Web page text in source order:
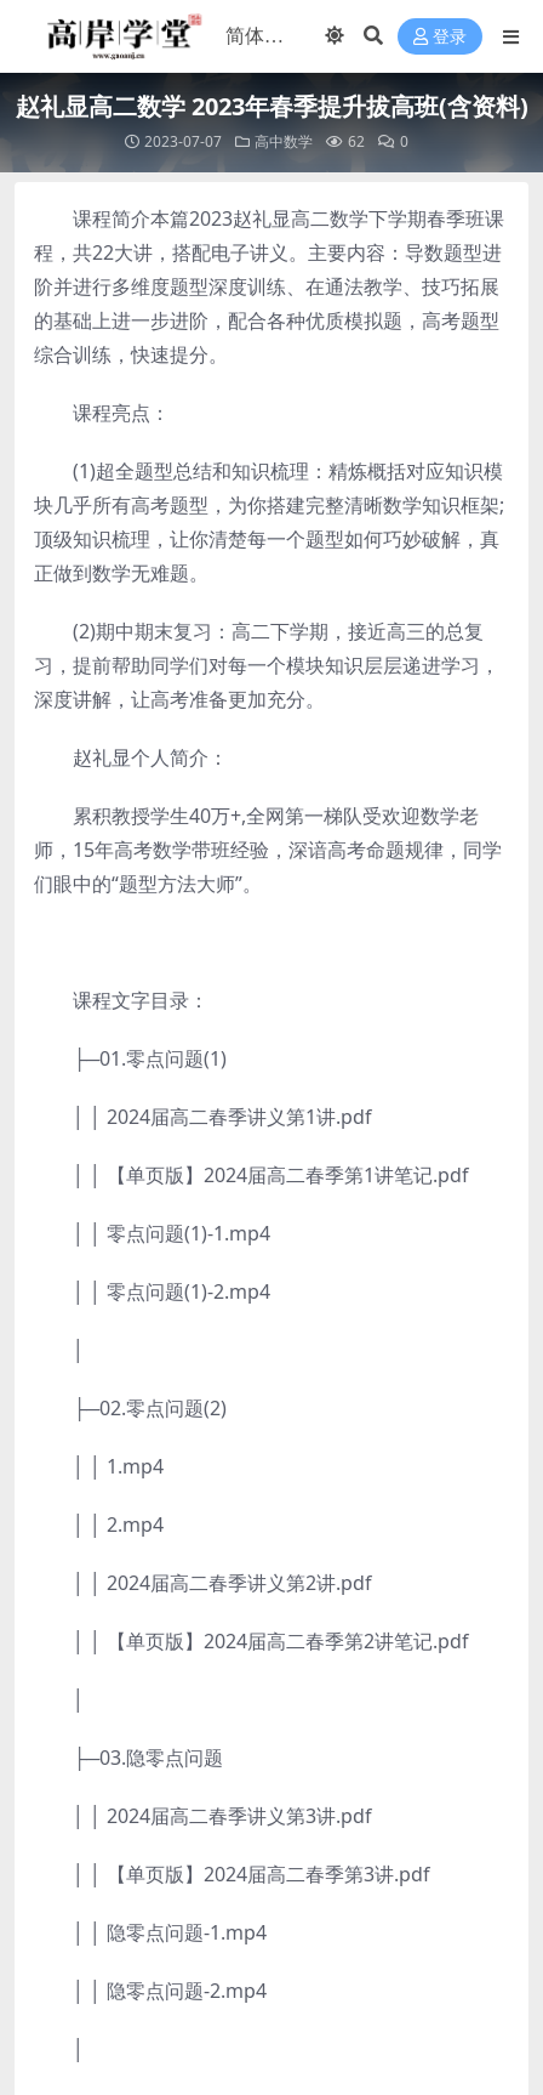
登录
赵礼显高二数学 2023年春季提升拔高班(含资料)
2023-07-07 高中数学 62 0
课程简介本篇2023赵礼显高二数学下学期春季班课
程，共22大讲，搭配电子讲义。主要内容：导数题型进
阶并进行多维度题型深度训练、在通法教学、技巧拓展
的基础上进一步进阶，配合各种优质模拟题，高考题型
综合训练，快速提分。
课程亮点：
(1)超全题型总结和知识梳理：精炼概括对应知识模
块几乎所有高考题型，为你搭建完整清晰数学知识框架;
顶级知识梳理，让你清楚每一个题型如何巧妙破解，真
正做到数学无难题。
(2)期中期末复习：高二下学期，接近高三的总复
习，提前帮助同学们对每一个模块知识层层递进学习，
深度讲解，让高考准备更加充分。
赵礼显个人简介：
累积教授学生40万+,全网第一梯队受欢迎数学老
师，15年高考数学带班经验，深谙高考命题规律，同学
们眼中的“题型方法大师”。
课程文字目录：
├─01.零点问题(1)
│ │ 2024届高二春季讲义第1讲.pdf
│ │ 【单页版】2024届高二春季第1讲笔记.pdf
│ │ 零点问题(1)-1.mp4
│ │ 零点问题(1)-2.mp4
├─02.零点问题(2)
│ │ 1.mp4
│ │ 2.mp4
│ │ 2024届高二春季讲义第2讲.pdf
│ │ 【单页版】2024届高二春季第2讲笔记.pdf
├─03.隐零点问题
│ │ 2024届高二春季讲义第3讲.pdf
│ │ 【单页版】2024届高二春季第3讲.pdf
│ │ 隐零点问题-1.mp4
│ │ 隐零点问题-2.mp4